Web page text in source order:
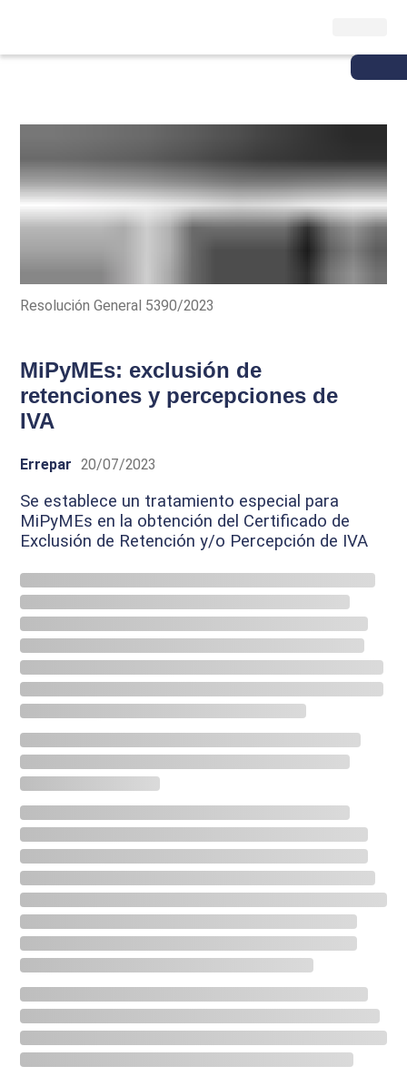
Resolución General 5390/2023
MiPyMEs: exclusión de
retenciones y percepciones de
IVA
Errepar 20/07/2023
Se establece un tratamiento especial para
MiPyMEs en la obtención del Certificado de
Exclusión de Retención y/o Percepción de IVA